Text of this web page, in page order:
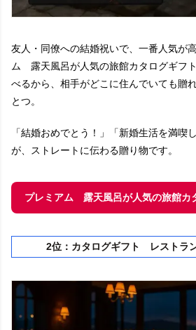
友人・同僚への結婚祝いで、一番人気が
ム 露天風呂が人気の旅館カタログギフ
べるから、相手がどこに住んでいても贈
とつ。
「結婚おめでとう！」「新婚生活を満喫
が、ストレートに伝わる贈り物です。
プレミアム 露天風呂が人気の旅館カ
2位：カタログギフト レストラ